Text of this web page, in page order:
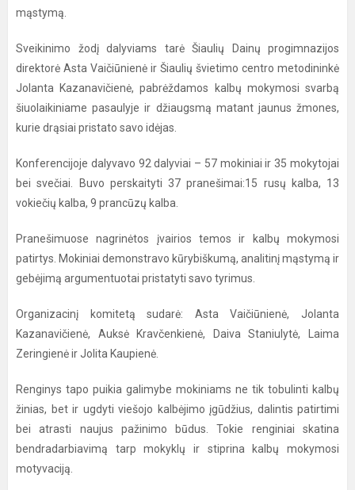
mąstymą.
Sveikinimo žodį dalyviams tarė Šiaulių Dainų progimnazijos
direktorė Asta Vaičiūnienė ir Šiaulių švietimo centro metodininkė
Jolanta Kazanavičienė, pabrėždamos kalbų mokymosi svarbą
šiuolaikiniame pasaulyje ir džiaugsmą matant jaunus žmones,
kurie drąsiai pristato savo idėjas.
Konferencijoje dalyvavo 92 dalyviai – 57 mokiniai ir 35 mokytojai
bei svečiai. Buvo perskaityti 37 pranešimai:15 rusų kalba, 13
vokiečių kalba, 9 prancūzų kalba.
Pranešimuose nagrinėtos įvairios temos ir kalbų mokymosi
patirtys. Mokiniai demonstravo kūrybiškumą, analitinį mąstymą ir
gebėjimą argumentuotai pristatyti savo tyrimus.
Organizacinį komitetą sudarė: Asta Vaičiūnienė, Jolanta
Kazanavičienė, Auksė Kravčenkienė, Daiva Staniulytė, Laima
Zeringienė ir Jolita Kaupienė.
Renginys tapo puikia galimybe mokiniams ne tik tobulinti kalbų
žinias, bet ir ugdyti viešojo kalbėjimo įgūdžius, dalintis patirtimi
bei atrasti naujus pažinimo būdus. Tokie renginiai skatina
bendradarbiavimą tarp mokyklų ir stiprina kalbų mokymosi
motyvaciją.